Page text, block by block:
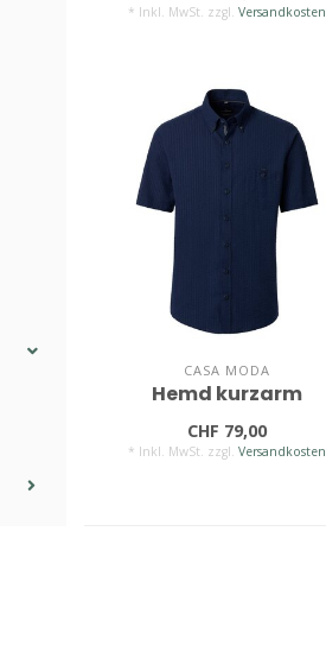
* Inkl. MwSt. zzgl. Versandkosten
CASA MODA
Hemd kurzarm
CHF 79,00
* Inkl. MwSt. zzgl. Versandkosten